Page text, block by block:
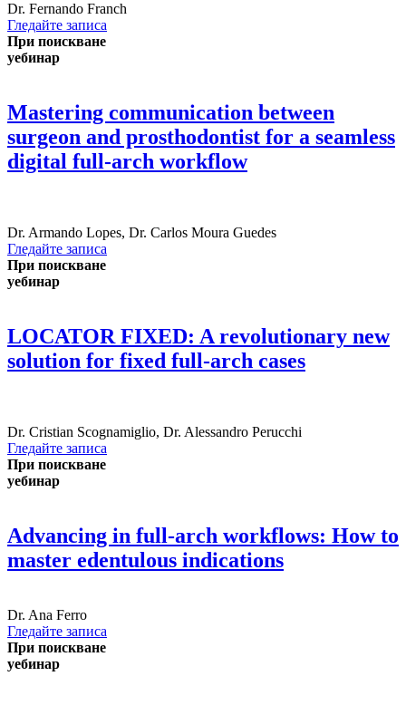
Dr. Fernando Franch
Гледайте записа
При поискване
уебинар
Mastering communication between
surgeon and prosthodontist for a seamless
digital full-arch workflow
Dr. Armando Lopes, Dr. Carlos Moura Guedes
Гледайте записа
При поискване
уебинар
LOCATOR FIXED: A revolutionary new
solution for fixed full-arch cases
Dr. Cristian Scognamiglio, Dr. Alessandro Perucchi
Гледайте записа
При поискване
уебинар
Advancing in full-arch workflows: How to
master edentulous indications
Dr. Ana Ferro
Гледайте записа
При поискване
уебинар